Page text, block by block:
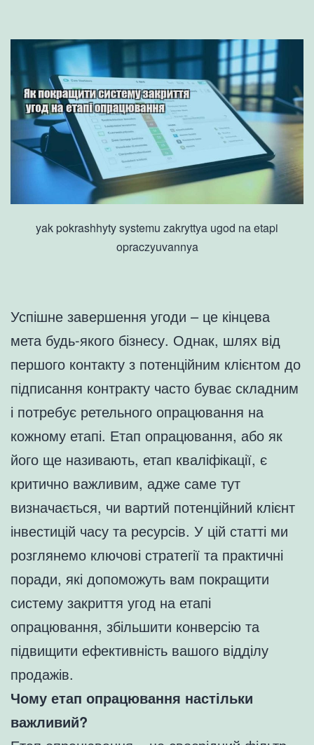
yak pokrashhyty systemu zakryttya ugod na etapi
opraczyuvannya
Успішне завершення угоди – це кінцева
мета будь-якого бізнесу. Однак, шлях від
першого контакту з потенційним клієнтом до
підписання контракту часто буває складним
і потребує ретельного опрацювання на
кожному етапі. Етап опрацювання, або як
його ще називають, етап кваліфікації, є
критично важливим, адже саме тут
визначається, чи вартий потенційний клієнт
інвестицій часу та ресурсів. У цій статті ми
розглянемо ключові стратегії та практичні
поради, які допоможуть вам покращити
систему закриття угод на етапі
опрацювання, збільшити конверсію та
підвищити ефективність вашого відділу
продажів.
Чому етап опрацювання настільки
важливий?